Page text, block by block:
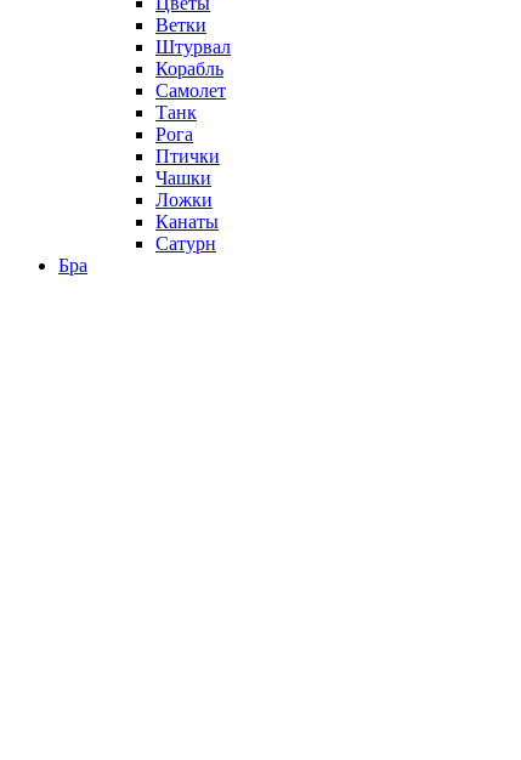
Ветки
Штурвал
Корабль
Самолет
Танк
Рога
Птички
Чашки
Ложки
Канаты
Сатурн
Бра